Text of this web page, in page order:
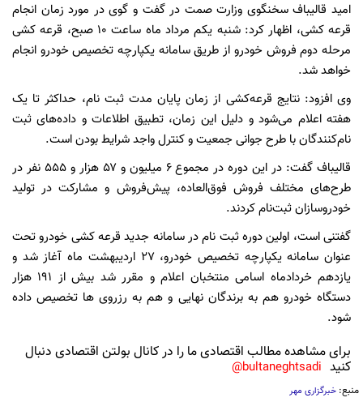
امید قالیباف سخنگوی وزارت صمت در گفت و گوی در مورد زمان انجام
قرعه کشی، اظهار کرد: شنبه یکم مرداد ماه ساعت ۱۰ صبح، قرعه کشی
مرحله دوم فروش خودرو از طریق سامانه یکپارچه تخصیص خودرو انجام
خواهد شد.
وی افزود: نتایج قرعه‌کشی از زمان پایان مدت ثبت نام، حداکثر تا یک
هفته اعلام می‌شود و دلیل این زمان، تطبیق اطلاعات و داده‌های ثبت
نام‌کنندگان با طرح جوانی جمعیت و کنترل واجد شرایط بودن است.
قالیباف گفت: در این دوره در مجموع ۶ میلیون و ۵۷ هزار و ۵۵۵ نفر در
طرح‌های مختلف فروش فوق‌العاده، پیش‌فروش و مشارکت در تولید
خودروسازان ثبت‌نام کردند.
گفتنی است، اولین دوره ثبت نام در سامانه جدید قرعه کشی خودرو تحت
عنوان سامانه یکپارچه تخصیص خودرو، ۲۷ اردیبهشت ماه آغاز شد و
یازدهم خردادماه اسامی منتخبان اعلام و مقرر شد بیش از ۱۹۱ هزار
دستگاه خودرو هم به برندگان نهایی و هم به رزروی ها تخصیص داده
شود.
برای مشاهده مطالب اقتصادی ما را در کانال بولتن اقتصادی دنبال
کنید bultaneghtsadi@
منبع: خبرگزاری مهر